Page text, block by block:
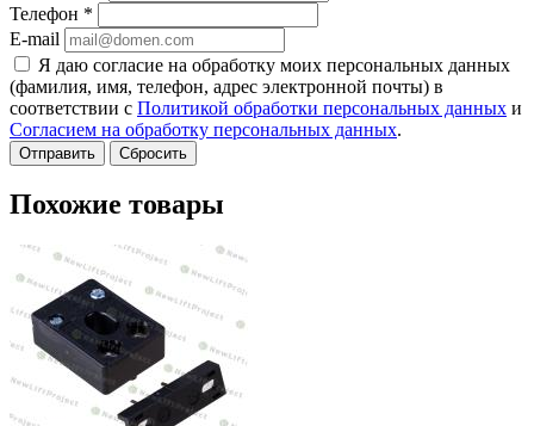
Телефон *
E-mail
Я даю согласие на обработку моих персональных данных
(фамилия, имя, телефон, адрес электронной почты) в
соответствии с Политикой обработки персональных данных и
Согласием на обработку персональных данных.
Сбросить
Похожие товары